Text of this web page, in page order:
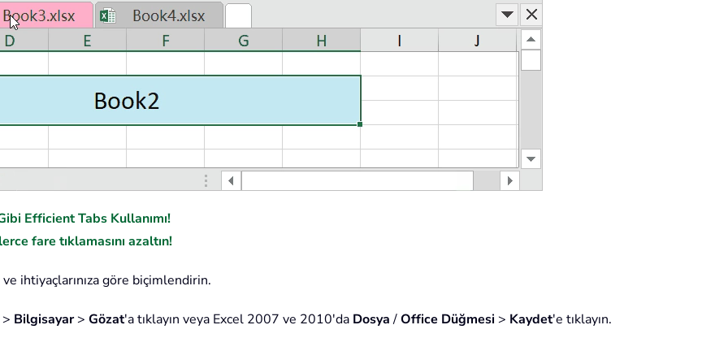
Efficient Tabs Kullanımı!
fare tıklamasını azaltın!
ihtiyaçlarınıza göre biçimlendirin.
> Bilgisayar> Gözat'a tıklayın veya Excel 2007 ve 2010'da Dosya/Office Düğmesi > Kaydet'e tıklayın.